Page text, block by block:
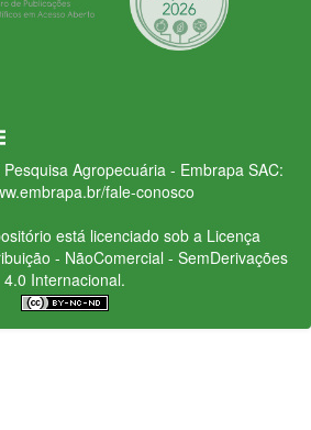
Agropecuária - Embrapa SAC:
fale-conosco
está licenciado sob a Licença
- NãoComercial - SemDerivações
4.0 Internacional.